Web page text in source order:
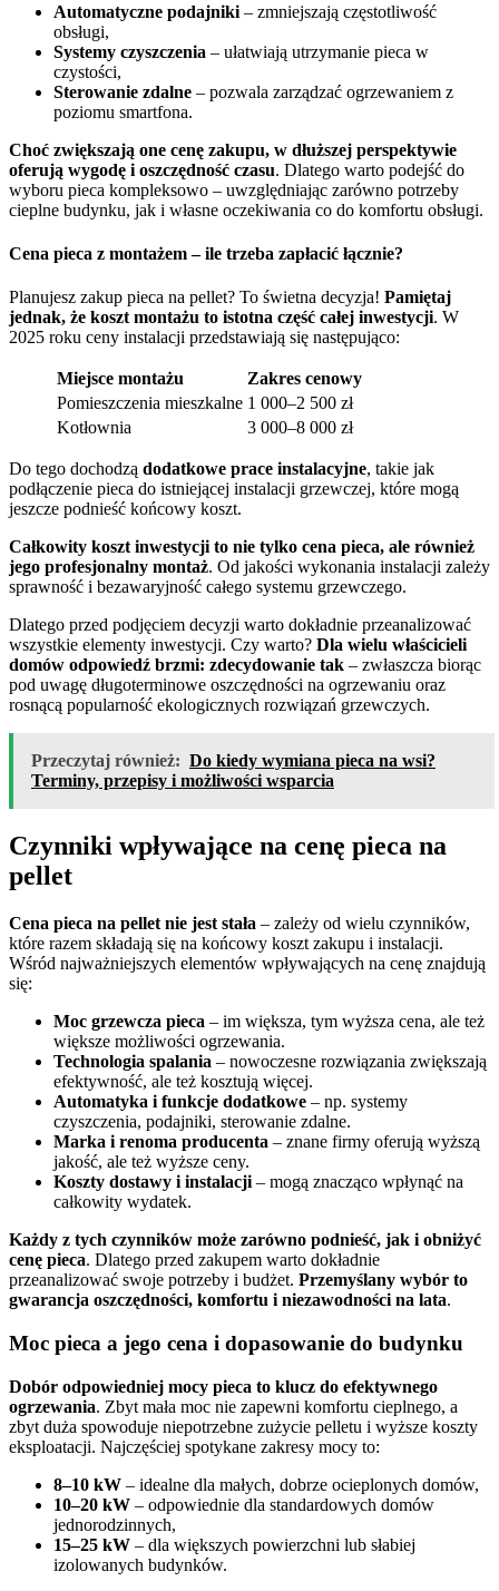
Automatyczne podajniki – zmniejszają częstotliwość
obsługi,
Systemy czyszczenia – ułatwiają utrzymanie pieca w
czystości,
Sterowanie zdalne – pozwala zarządzać ogrzewaniem z
poziomu smartfona.
Choć zwiększają one cenę zakupu, w dłuższej perspektywie
oferują wygodę i oszczędność czasu. Dlatego warto podejść do
wyboru pieca kompleksowo – uwzględniając zarówno potrzeby
cieplne budynku, jak i własne oczekiwania co do komfortu obsługi.
Cena pieca z montażem – ile trzeba zapłacić łącznie?
Planujesz zakup pieca na pellet? To świetna decyzja! Pamiętaj
jednak, że koszt montażu to istotna część całej inwestycji. W
2025 roku ceny instalacji przedstawiają się następująco:
Miejsce montażu
Zakres cenowy
Pomieszczenia mieszkalne 1 000–2 500 zł
Kotłownia
3 000–8 000 zł
Do tego dochodzą dodatkowe prace instalacyjne, takie jak
podłączenie pieca do istniejącej instalacji grzewczej, które mogą
jeszcze podnieść końcowy koszt.
Całkowity koszt inwestycji to nie tylko cena pieca, ale również
jego profesjonalny montaż. Od jakości wykonania instalacji zależy
sprawność i bezawaryjność całego systemu grzewczego.
Dlatego przed podjęciem decyzji warto dokładnie przeanalizować
wszystkie elementy inwestycji. Czy warto? Dla wielu właścicieli
domów odpowiedź brzmi: zdecydowanie tak – zwłaszcza biorąc
pod uwagę długoterminowe oszczędności na ogrzewaniu oraz
rosnącą popularność ekologicznych rozwiązań grzewczych.
Przeczytaj również: Do kiedy wymiana pieca na wsi?
Terminy, przepisy i możliwości wsparcia
Czynniki wpływające na cenę pieca na
pellet
Cena pieca na pellet nie jest stała – zależy od wielu czynników,
które razem składają się na końcowy koszt zakupu i instalacji.
Wśród najważniejszych elementów wpływających na cenę znajdują
się:
Moc grzewcza pieca – im większa, tym wyższa cena, ale też
większe możliwości ogrzewania.
Technologia spalania – nowoczesne rozwiązania zwiększają
efektywność, ale też kosztują więcej.
Automatyka i funkcje dodatkowe – np. systemy
czyszczenia, podajniki, sterowanie zdalne.
Marka i renoma producenta – znane firmy oferują wyższą
jakość, ale też wyższe ceny.
Koszty dostawy i instalacji – mogą znacząco wpłynąć na
całkowity wydatek.
Każdy z tych czynników może zarówno podnieść, jak i obniżyć
cenę pieca. Dlatego przed zakupem warto dokładnie
przeanalizować swoje potrzeby i budżet. Przemyślany wybór to
gwarancja oszczędności, komfortu i niezawodności na lata.
Moc pieca a jego cena i dopasowanie do budynku
Dobór odpowiedniej mocy pieca to klucz do efektywnego
ogrzewania. Zbyt mała moc nie zapewni komfortu cieplnego, a
zbyt duża spowoduje niepotrzebne zużycie pelletu i wyższe koszty
eksploatacji. Najczęściej spotykane zakresy mocy to:
8–10 kW – idealne dla małych, dobrze ocieplonych domów,
10–20 kW – odpowiednie dla standardowych domów
jednorodzinnych,
15–25 kW – dla większych powierzchni lub słabiej
izolowanych budynków.